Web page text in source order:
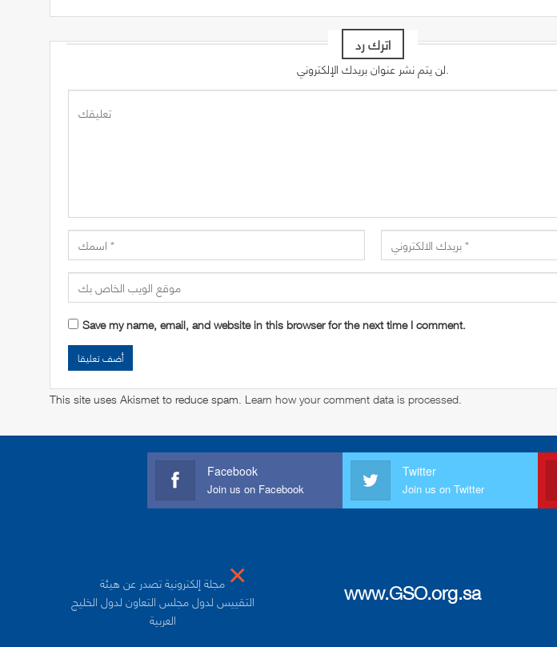
اترك رد
لن يتم نشر عنوان بريدك الإلكتروني.
Save my name, email, and website in this browser for the next time I comment.
This site uses Akismet to reduce spam. Learn how your comment data is processed.
Facebook
Join us on Facebook
Twitter
Join us on Twitter
مجلة إلكترونية تصدر عن هيئة
التقييس لدول مجلس التعاون لدول الخليج
العربية
www.GSO.org.sa
×